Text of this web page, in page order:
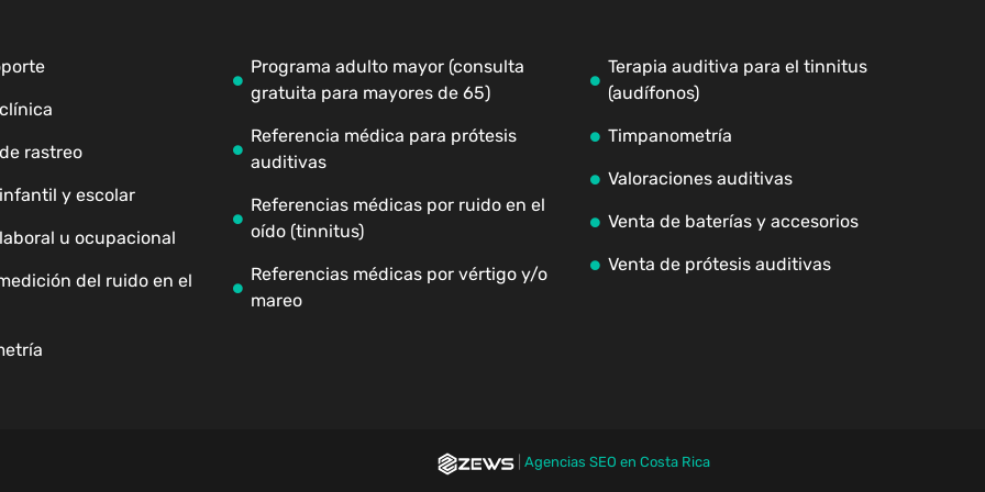
rastreo
y escolar
u ocupacional
del ruido en el
Programa adulto mayor (consulta
gratuita para mayores de 65)
Referencia médica para prótesis
auditivas
Referencias médicas por ruido en el
oído (tinnitus)
Referencias médicas por vértigo y/o
mareo
Terapia auditiva para el tinnitus
(audífonos)
Timpanometría
Valoraciones auditivas
Venta de baterías y accesorios
Venta de prótesis auditivas
Agencias SEO en Costa Rica